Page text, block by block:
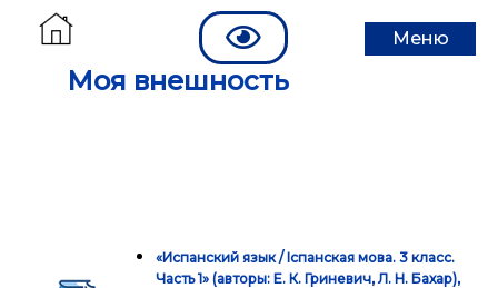
Моя внешность
Меню
«Испанский язык / Iспанская мова. 3 класс.
Часть 1» (авторы: Е. К. Гриневич, Л. Н. Бахар),